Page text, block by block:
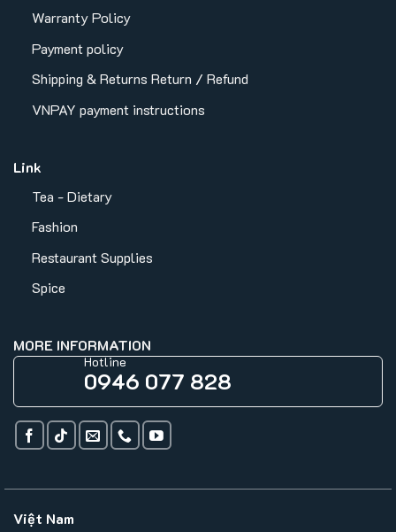
Warranty Policy
Payment policy
Shipping & Returns Return / Refund
VNPAY payment instructions
Link
Tea - Dietary
Fashion
Restaurant Supplies
Spice
MORE INFORMATION
Hotline
0946 077 828
Việt Nam